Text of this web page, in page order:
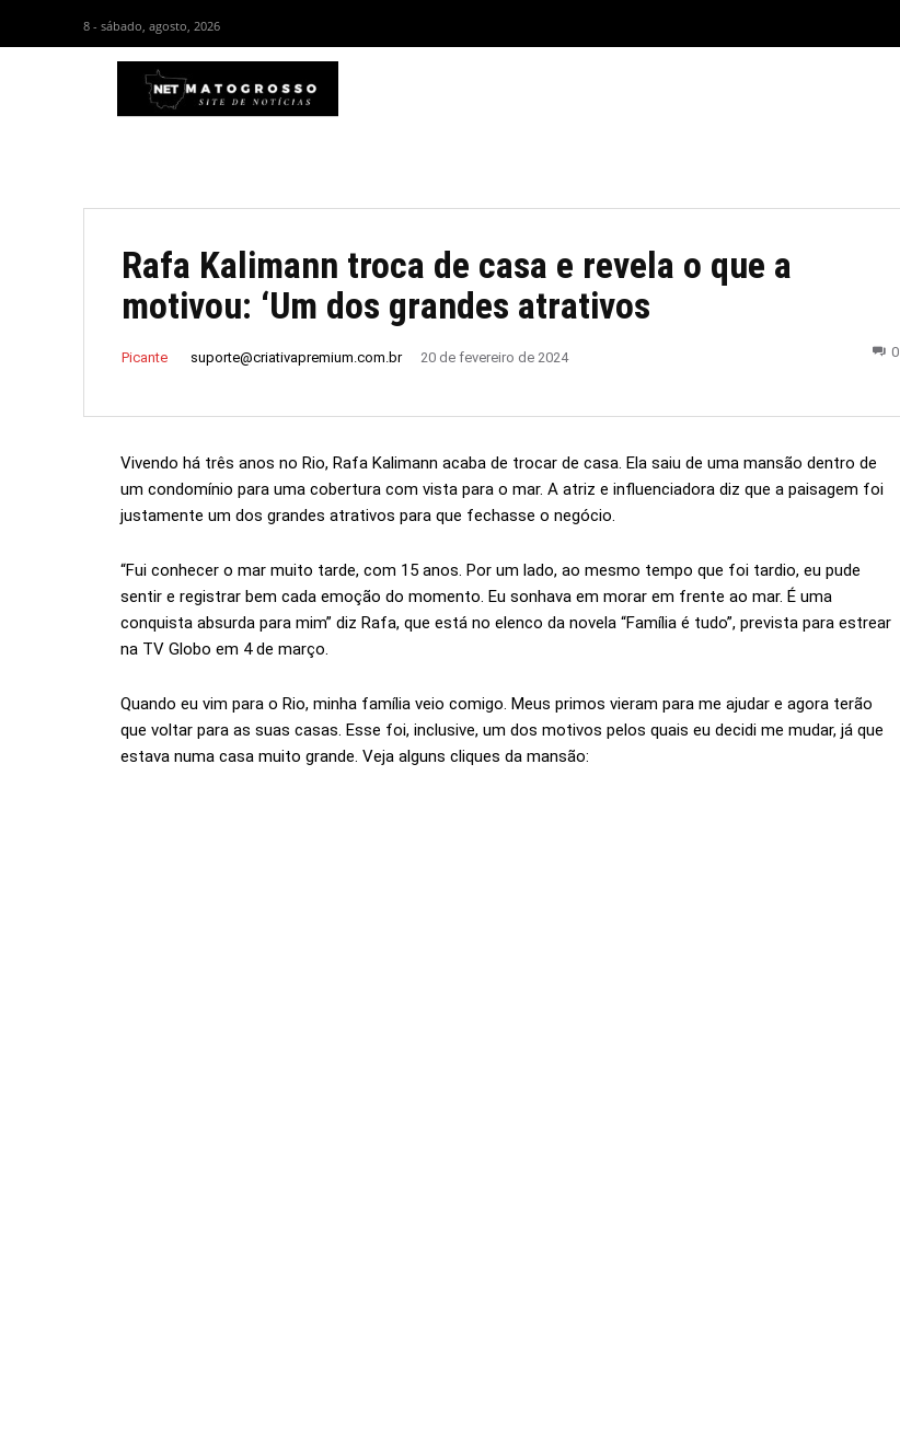
8 - sábado, agosto, 2026
Rafa Kalimann troca de casa e revela o que a
motivou: ‘Um dos grandes atrativos
Picante suporte@criativapremium.com.br 20 de fevereiro de 2024 0
Vivendo há três anos no Rio, Rafa Kalimann acaba de trocar de casa. Ela saiu de uma mansão dentro de
um condomínio para uma cobertura com vista para o mar. A atriz e influenciadora diz que a paisagem foi
justamente um dos grandes atrativos para que fechasse o negócio.
“Fui conhecer o mar muito tarde, com 15 anos. Por um lado, ao mesmo tempo que foi tardio, eu pude
sentir e registrar bem cada emoção do momento. Eu sonhava em morar em frente ao mar. É uma
conquista absurda para mim” diz Rafa, que está no elenco da novela “Família é tudo”, prevista para estrear
na TV Globo em 4 de março.
Quando eu vim para o Rio, minha família veio comigo. Meus primos vieram para me ajudar e agora terão
que voltar para as suas casas. Esse foi, inclusive, um dos motivos pelos quais eu decidi me mudar, já que
estava numa casa muito grande. Veja alguns cliques da mansão: